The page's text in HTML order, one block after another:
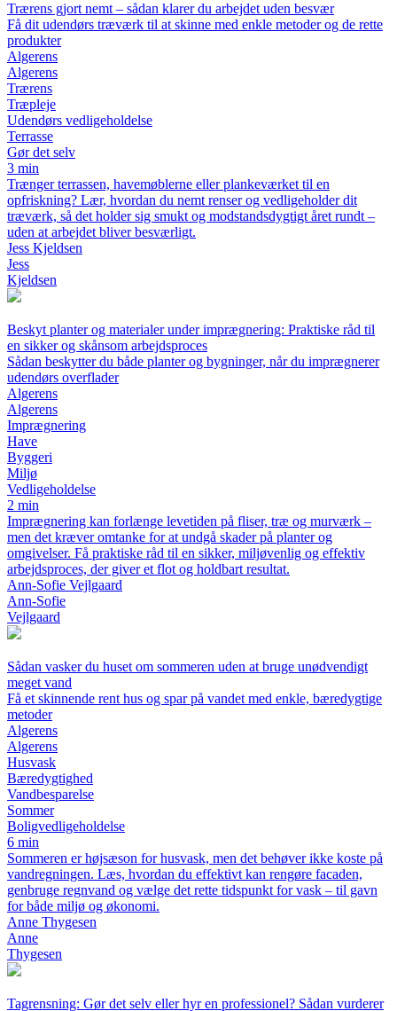
Trærens gjort nemt – sådan klarer du arbejdet uden besvær
Få dit udendørs træværk til at skinne med enkle metoder og de rette
produkter
Algerens
Algerens
Trærens
Træpleje
Udendørs vedligeholdelse
Terrasse
Gør det selv
3 min
Trænger terrassen, havemøblerne eller plankeværket til en
opfriskning? Lær, hvordan du nemt renser og vedligeholder dit
træværk, så det holder sig smukt og modstandsdygtigt året rundt –
uden at arbejdet bliver besværligt.
Jess Kjeldsen
Jess
Kjeldsen
Beskyt planter og materialer under imprægnering: Praktiske råd til
en sikker og skånsom arbejdsproces
Sådan beskytter du både planter og bygninger, når du imprægnerer
udendørs overflader
Algerens
Algerens
Imprægnering
Have
Byggeri
Miljø
Vedligeholdelse
2 min
Imprægnering kan forlænge levetiden på fliser, træ og murværk –
men det kræver omtanke for at undgå skader på planter og
omgivelser. Få praktiske råd til en sikker, miljøvenlig og effektiv
arbejdsproces, der giver et flot og holdbart resultat.
Ann-Sofie Vejlgaard
Ann-Sofie
Vejlgaard
Sådan vasker du huset om sommeren uden at bruge unødvendigt
meget vand
Få et skinnende rent hus og spar på vandet med enkle, bæredygtige
metoder
Algerens
Algerens
Husvask
Bæredygtighed
Vandbesparelse
Sommer
Boligvedligeholdelse
6 min
Sommeren er højsæson for husvask, men det behøver ikke koste på
vandregningen. Læs, hvordan du effektivt kan rengøre facaden,
genbruge regnvand og vælge det rette tidspunkt for vask – til gavn
for både miljø og økonomi.
Anne Thygesen
Anne
Thygesen
Tagrensning: Gør det selv eller hyr en professionel? Sådan vurderer